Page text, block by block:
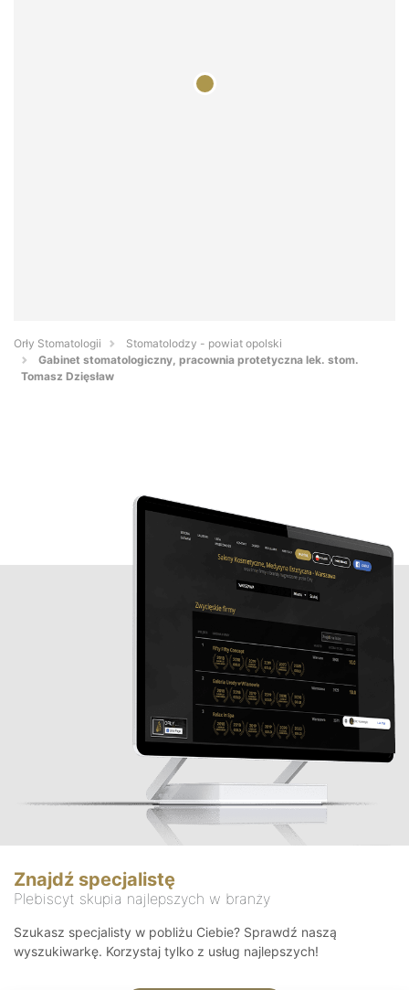
Orły Stomatologii
Stomatolodzy - powiat opolski
Gabinet stomatologiczny, pracownia protetyczna lek. stom.
Tomasz Dzięsław
Znajdź specjalistę
Plebiscyt skupia najlepszych w branży
Szukasz specjalisty w pobliżu Ciebie? Sprawdź naszą
wyszukiwarkę. Korzystaj tylko z usług najlepszych!